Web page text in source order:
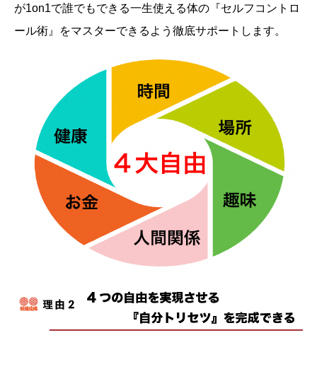
が1on1で誰でもできる一生使える体の『セルフコントロ
ール術』をマスターできるよう徹底サポートします。